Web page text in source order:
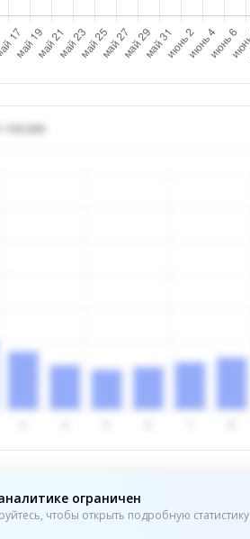
часам
ограничен
чтобы открыть подробную статистику